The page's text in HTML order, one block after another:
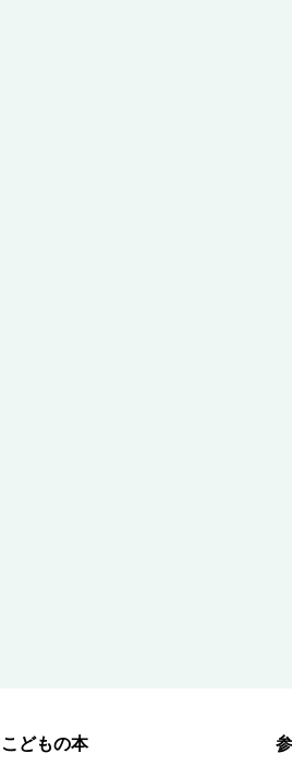
こどもの本